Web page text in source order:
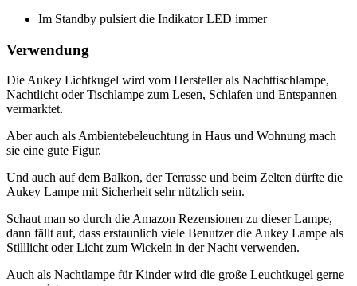
Im Standby pulsiert die Indikator LED immer
Verwendung
Die Aukey Lichtkugel wird vom Hersteller als Nachttischlampe,
Nachtlicht oder Tischlampe zum Lesen, Schlafen und Entspannen
vermarktet.
Aber auch als Ambientebeleuchtung in Haus und Wohnung mach
sie eine gute Figur.
Und auch auf dem Balkon, der Terrasse und beim Zelten dürfte die
Aukey Lampe mit Sicherheit sehr nützlich sein.
Schaut man so durch die Amazon Rezensionen zu dieser Lampe,
dann fällt auf, dass erstaunlich viele Benutzer die Aukey Lampe als
Stilllicht oder Licht zum Wickeln in der Nacht verwenden.
Auch als Nachtlampe für Kinder wird die große Leuchtkugel gerne